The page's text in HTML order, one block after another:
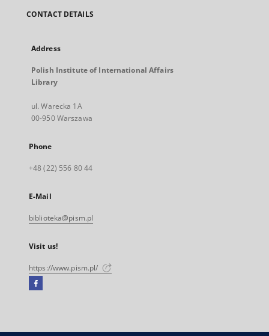
CONTACT DETAILS
Address
Polish Institute of International Affairs
Library
ul. Warecka 1A
00-950 Warszawa
Phone
+48 (22) 556 80 44
E-Mail
biblioteka@pism.pl
Visit us!
https://www.pism.pl/
Facebook
open